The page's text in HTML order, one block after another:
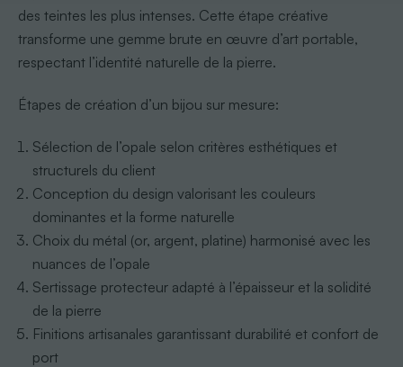
des teintes les plus intenses. Cette étape créative
transforme une gemme brute en œuvre d’art portable,
respectant l’identité naturelle de la pierre.
Étapes de création d’un bijou sur mesure:
Sélection de l’opale selon critères esthétiques et
structurels du client
Conception du design valorisant les couleurs
dominantes et la forme naturelle
Choix du métal (or, argent, platine) harmonisé avec les
nuances de l’opale
Sertissage protecteur adapté à l’épaisseur et la solidité
de la pierre
Finitions artisanales garantissant durabilité et confort de
port